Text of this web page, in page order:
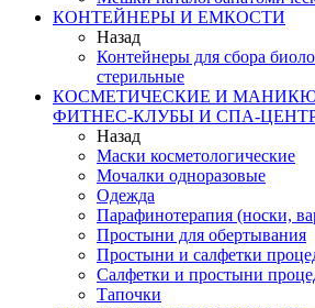
КОНТЕЙНЕРЫ И ЕМКОСТИ
Назад
Контейнеры для сбора
стерильные
КОСМЕТИЧЕСКИЕ И
ФИТНЕС-КЛУБЫ И СПА-
Назад
Маски косметологические
Мочалки одноразовые
Одежда
Парафинотерапия (носки,
Простыни для обертывания
Простыни и салфетки
Салфетки и простыни
Тапочки